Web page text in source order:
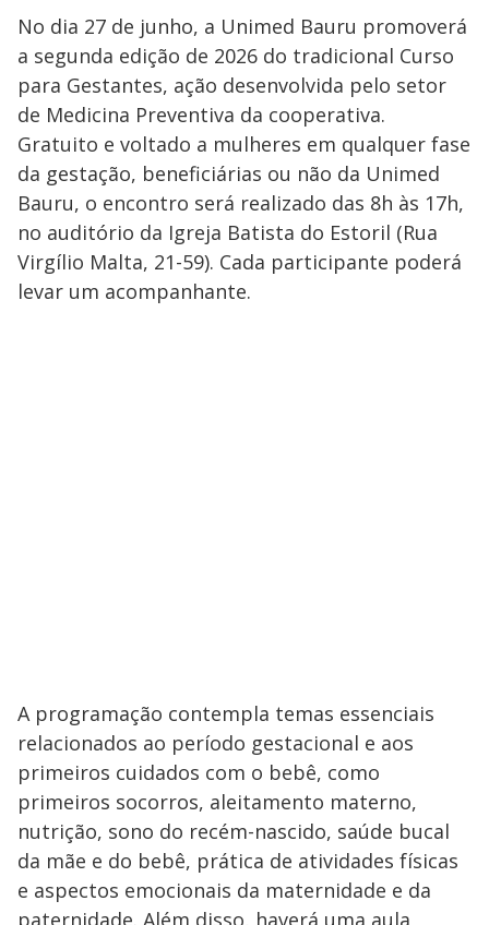
No dia 27 de junho, a Unimed Bauru promoverá
a segunda edição de 2026 do tradicional Curso
para Gestantes, ação desenvolvida pelo setor
de Medicina Preventiva da cooperativa.
Gratuito e voltado a mulheres em qualquer fase
da gestação, beneficiárias ou não da Unimed
Bauru, o encontro será realizado das 8h às 17h,
no auditório da Igreja Batista do Estoril (Rua
Virgílio Malta, 21-59). Cada participante poderá
levar um acompanhante.
A programação contempla temas essenciais
relacionados ao período gestacional e aos
primeiros cuidados com o bebê, como
primeiros socorros, aleitamento materno,
nutrição, sono do recém-nascido, saúde bucal
da mãe e do bebê, prática de atividades físicas
e aspectos emocionais da maternidade e da
paternidade. Além disso, haverá uma aula